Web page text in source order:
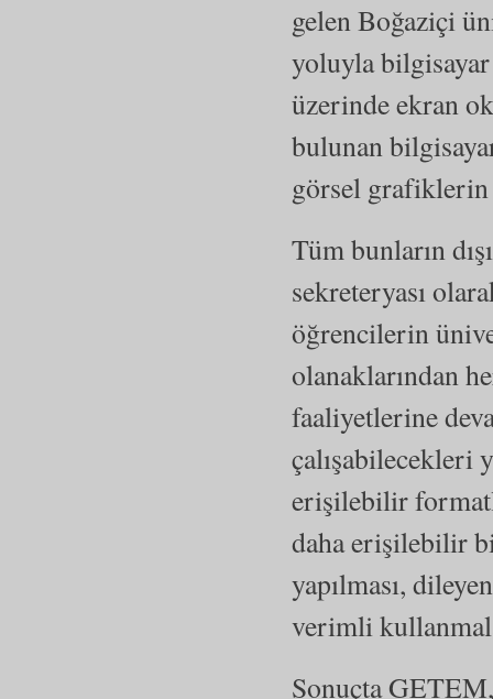
gelen Boğaziçi
yoluyla
üzerinde ekran
bulunan
görsel grafiklerin
Tüm bunların
sekreteryası
öğrencilerin
olanaklarından
faaliyetlerine
çalışabilecekleri
erişilebilir
daha erişilebilir
yapılması,
verimli
Sonuçta